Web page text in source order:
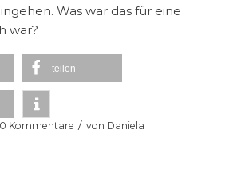
Was war das für eine
war?
teilen
0 Kommentare / von Daniela